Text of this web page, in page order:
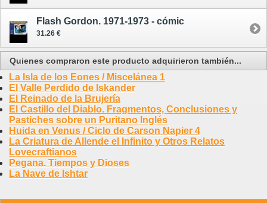
Flash Gordon. 1971-1973 - cómic
31.26 €
Quienes compraron este producto adquirieron también...
La Isla de los Eones / Miscelánea 1
El Valle Perdido de Iskander
El Reinado de la Brujería
El Castillo del Diablo. Fragmentos, Conclusiones y
Pastiches sobre un Puritano Inglés
Huida en Venus / Ciclo de Carson Napier 4
La Criatura de Allende el Infinito y Otros Relatos
Lovecraftianos
Pegana. Tiempos y Dioses
La Nave de Ishtar